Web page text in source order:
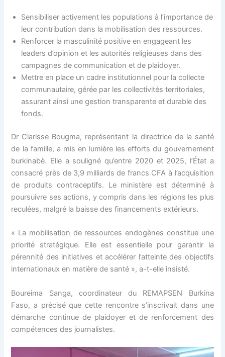
Sensibiliser activement les populations à l’importance de
leur contribution dans la mobilisation des ressources.
Renforcer la masculinité positive en engageant les
leaders d’opinion et les autorités religieuses dans des
campagnes de communication et de plaidoyer.
Mettre en place un cadre institutionnel pour la collecte
communautaire, gérée par les collectivités territoriales,
assurant ainsi une gestion transparente et durable des
fonds.
Dr Clarisse Bougma, représentant la directrice de la santé
de la famille, a mis en lumière les efforts du gouvernement
burkinabè. Elle a souligné qu’entre 2020 et 2025, l’État a
consacré près de 3,9 milliards de francs CFA à l’acquisition
de produits contraceptifs. Le ministère est déterminé à
poursuivre ses actions, y compris dans les régions les plus
reculées, malgré la baisse des financements extérieurs.
« La mobilisation de ressources endogènes constitue une
priorité stratégique. Elle est essentielle pour garantir la
pérennité des initiatives et accélérer l’atteinte des objectifs
internationaux en matière de santé », a-t-elle insisté.
Boureima Sanga, coordinateur du REMAPSEN Burkina
Faso, a précisé que cette rencontre s’inscrivait dans une
démarche continue de plaidoyer et de renforcement des
compétences des journalistes.